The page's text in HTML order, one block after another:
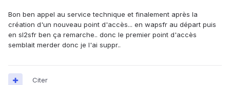
Bon ben appel au service technique et finalement après la
création d'un nouveau point d'accès... en wapsfr au départ puis
en sl2sfr ben ça remarche.. donc le premier point d'accès
semblait merder donc je l'ai suppr..
Citer